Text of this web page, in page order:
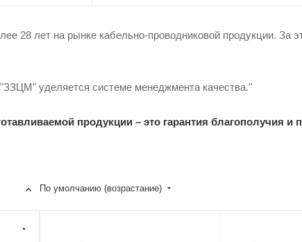
28 лет на рынке кабельно-проводниковой продукции.
уделяется системе менеджмента качества."
продукции – это гарантия благополучия
По умолчанию (возрастание)